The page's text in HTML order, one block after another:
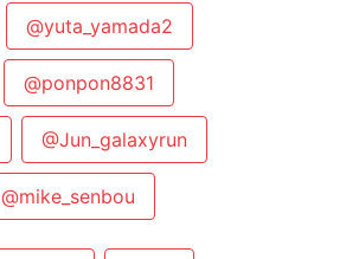
@yuta_yamada2
@ponpon8831
@Jun_galaxyrun
@mike_senbou